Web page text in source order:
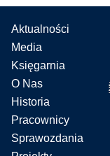
Aktualności
Media
Księgarnia
O Nas
Historia
Pracownicy
Sprawozdania